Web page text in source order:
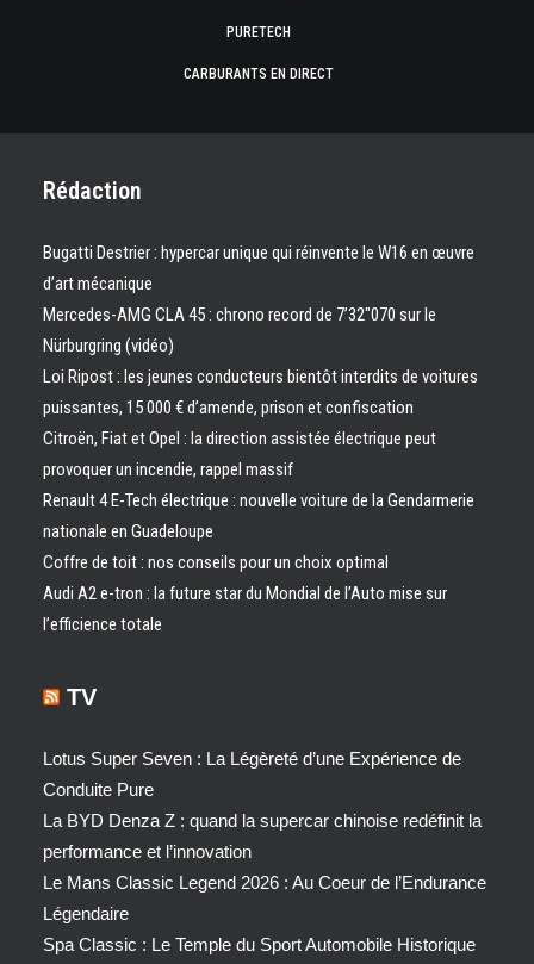
PURETECH
CARBURANTS EN DIRECT
Rédaction
Bugatti Destrier : hypercar unique qui réinvente le W16 en œuvre
d’art mécanique
Mercedes-AMG CLA 45 : chrono record de 7’32″070 sur le
Nürburgring (vidéo)
Loi Ripost : les jeunes conducteurs bientôt interdits de voitures
puissantes, 15 000 € d’amende, prison et confiscation
Citroën, Fiat et Opel : la direction assistée électrique peut
provoquer un incendie, rappel massif
Renault 4 E-Tech électrique : nouvelle voiture de la Gendarmerie
nationale en Guadeloupe
Coffre de toit : nos conseils pour un choix optimal
Audi A2 e-tron : la future star du Mondial de l’Auto mise sur
l’efficience totale
TV
Lotus Super Seven : La Légèreté d’une Expérience de
Conduite Pure
La BYD Denza Z : quand la supercar chinoise redéfinit la
performance et l’innovation
Le Mans Classic Legend 2026 : Au Coeur de l’Endurance
Légendaire
Spa Classic : Le Temple du Sport Automobile Historique